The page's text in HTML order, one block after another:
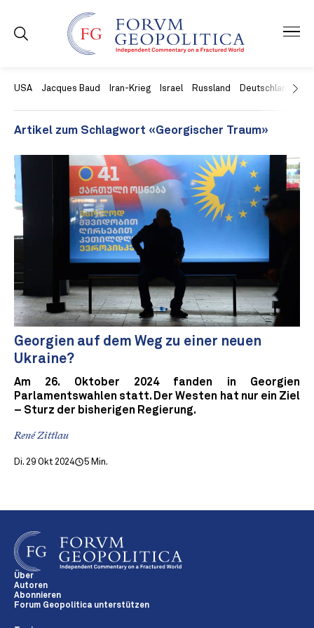
USA Jacques Baud Iran-Krieg Israel Russland Deutschland
Artikel zum Schlagwort «Georgischer Traum»
Georgien auf dem Weg zu einer neuen
Ukraine?
Am 26. Oktober 2024 fanden in Georgien
Parlamentswahlen statt. Der Westen hat nur ein Ziel
– Sturz der bisherigen Regierung.
René Zittlau
Di. 29 Okt 2024 5 Min.
Über
Autoren
Abonnieren
Forum Geopolitica unterstützen